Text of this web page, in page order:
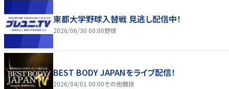
東都大学野球入替戦 見逃し配信中！
2026/06/30 00:00野球
BEST BODY JAPANをライブ配信！
2026/04/01 00:00その他競技